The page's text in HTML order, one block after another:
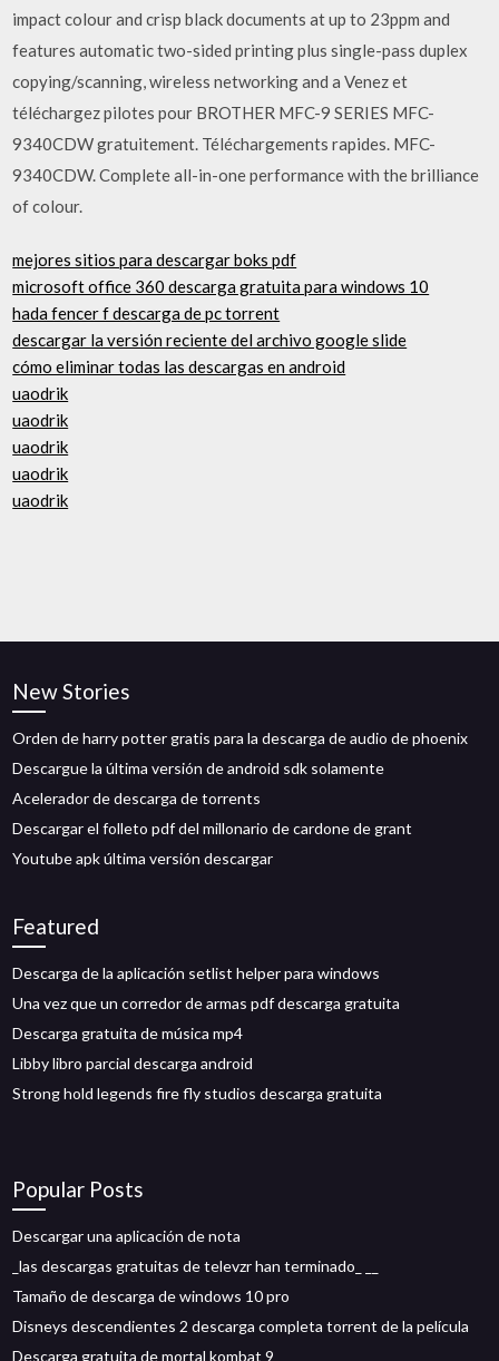
impact colour and crisp black documents at up to 23ppm and
features automatic two-sided printing plus single-pass duplex
copying/scanning, wireless networking and a Venez et
téléchargez pilotes pour BROTHER MFC-9 SERIES MFC-
9340CDW gratuitement. Téléchargements rapides. MFC-
9340CDW. Complete all-in-one performance with the brilliance
of colour.
mejores sitios para descargar boks pdf
microsoft office 360 ​​descarga gratuita para windows 10
hada fencer f descarga de pc torrent
descargar la versión reciente del archivo google slide
cómo eliminar todas las descargas en android
uaodrik
uaodrik
uaodrik
uaodrik
uaodrik
New Stories
Orden de harry potter gratis para la descarga de audio de phoenix
Descargue la última versión de android sdk solamente
Acelerador de descarga de torrents
Descargar el folleto pdf del millonario de cardone de grant
Youtube apk última versión descargar
Featured
Descarga de la aplicación setlist helper para windows
Una vez que un corredor de armas pdf descarga gratuita
Descarga gratuita de música mp4
Libby libro parcial descarga android
Strong hold legends fire fly studios descarga gratuita
Popular Posts
Descargar una aplicación de nota
_las descargas gratuitas de televzr han terminado_ __
Tamaño de descarga de windows 10 pro
Disneys descendientes 2 descarga completa torrent de la película
Descarga gratuita de mortal kombat 9